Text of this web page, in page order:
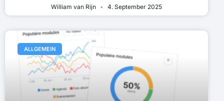
William van Rijn 4. September 2025
ALLGEMEIN